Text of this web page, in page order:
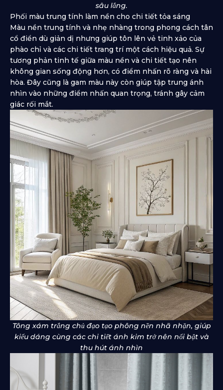
sâu lắng.
Phối màu trung tính làm nền cho chi tiết tỏa sáng
Màu nền trung tính và nhẹ nhàng trong phong cách tân
cổ điển dù giản dị nhưng giúp tôn lên vẻ tinh xảo của
phào chỉ và các chi tiết trang trí một cách hiệu quả. Sự
tương phản tinh tế giữa màu nền và chi tiết tạo nên
không gian sống động hơn, có điểm nhấn rõ ràng và hài
hòa. Đây cũng là gam màu này còn giúp tập trung ánh
nhìn vào những điểm nhấn quan trọng, tránh gây cảm
giác rối mắt.
Tông xám trắng chủ đạo tạo phông nền nhã nhặn, giúp
kiểu dáng cùng các chi tiết ánh kim trở nên nổi bật và
thu hút ánh nhìn